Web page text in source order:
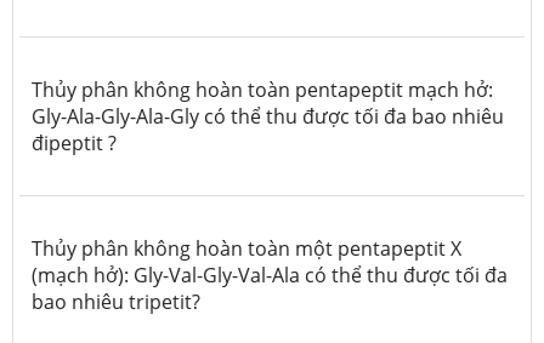
Thủy phân không hoàn toàn pentapeptit mạch hở:
Gly-Ala-Gly-Ala-Gly có thể thu được tối đa bao nhiêu
đipeptit ?
Thủy phân không hoàn toàn một pentapeptit X
(mạch hở): Gly-Val-Gly-Val-Ala có thể thu được tối đa
bao nhiêu tripetit?